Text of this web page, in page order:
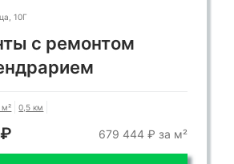
10Г
с ремонтом
м² 0,5 км
679 444 ₽ за м²